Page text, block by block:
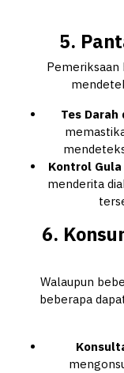
5.
Tes Darah
Kontrol Gula
menderita
6.
Walaupun
beberapa